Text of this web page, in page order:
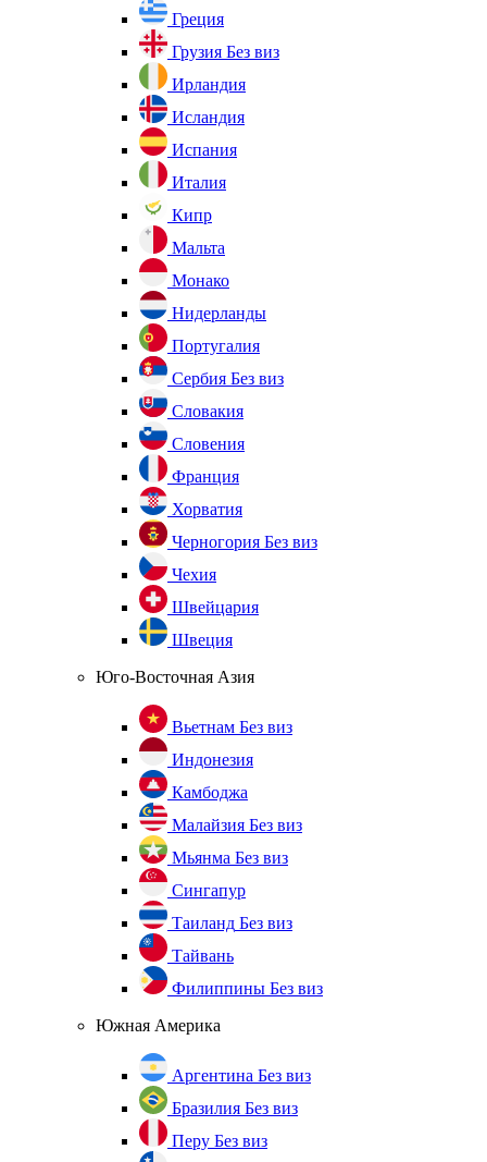
Греция
Грузия Без виз
Ирландия
Исландия
Испания
Италия
Кипр
Мальта
Монако
Нидерланды
Португалия
Сербия Без виз
Словакия
Словения
Франция
Хорватия
Черногория Без виз
Чехия
Швейцария
Швеция
Юго-Восточная Азия
Вьетнам Без виз
Индонезия
Камбоджа
Малайзия Без виз
Мьянма Без виз
Сингапур
Таиланд Без виз
Тайвань
Филиппины Без виз
Южная Америка
Аргентина Без виз
Бразилия Без виз
Перу Без виз